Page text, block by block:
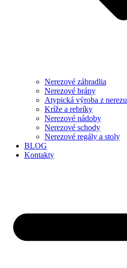
Nerezové zábradlia
Nerezové brány
Atypická výroba z nerezu
Kríže a rebríky
Nerezové nádoby
Nerezové schody
Nerezové regály a stoly
BLOG
Kontakty